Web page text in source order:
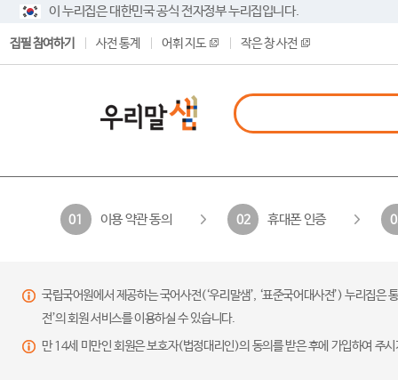
이 누리집은 대한민국 공식 전자정부 누리집입니다.
집필 참여하기 사전 통계 어휘 지도 작은 창 사전
01 이용 약관 동의 02 휴대폰 인증
국립국어원에서 제공하는 국어사전(‘우리말샘’, ‘표준국어대사전’) 누리집
전’의 회원 서비스를 이용하실 수 있습니다.
만 14세 미만인 회원은 보호자(법정대리인)의 동의를 받은 후에 가입하여 주